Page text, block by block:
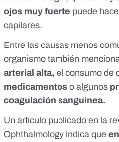
ojos muy fuerte puede
capilares.
Entre las causas menos
organismo también
arterial alta, el consumo de
medicamentos o algunos
coagulación sanguínea.
Un artículo publicado en la
Ophthalmology indica que